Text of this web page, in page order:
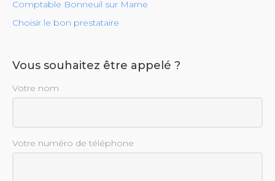
Comptable Bonneuil sur Marne
Choisir le bon prestataire
Vous souhaitez être appelé ?
Votre nom
Votre numéro de téléphone